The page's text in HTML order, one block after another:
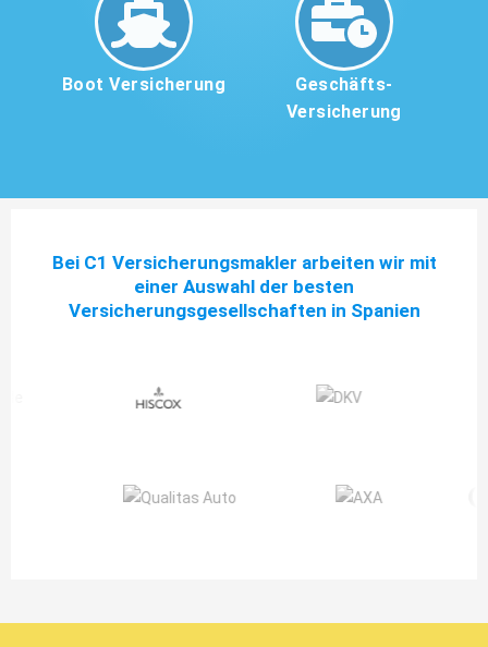
Boot Versicherung
Geschäfts-
Versicherung
Bei C1 Versicherungsmakler arbeiten wir mit
einer Auswahl der besten
Versicherungsgesellschaften in Spanien